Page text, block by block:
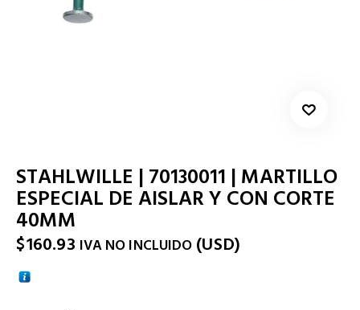
STAHLWILLE | 70130011 | MARTILLO
ESPECIAL DE AISLAR Y CON CORTE
40MM
$160.93 IVA NO INCLUIDO (USD)